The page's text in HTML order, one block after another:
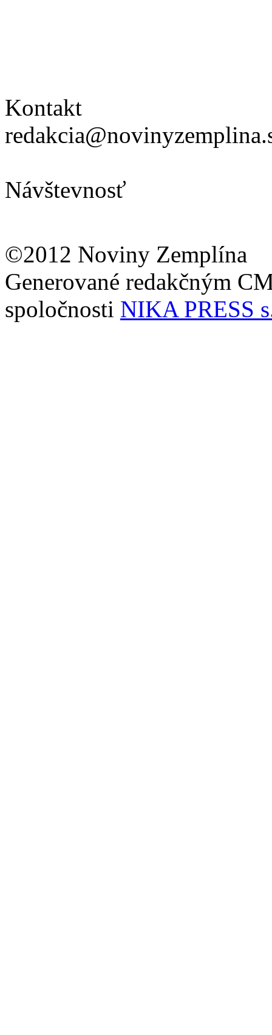
Kontakt
Návštevnosť
©2012 Noviny Zemplína
Generované redakčným
spoločnosti NIKA PRESS